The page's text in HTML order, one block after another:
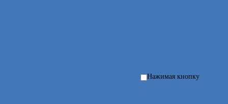
Нажимая кнопку